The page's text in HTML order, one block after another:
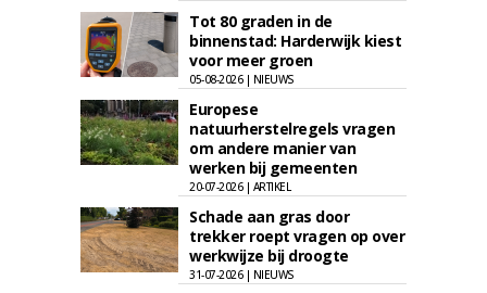
Tot 80 graden in de
binnenstad: Harderwijk kiest
voor meer groen
05-08-2026 | NIEUWS
Europese
natuurherstelregels vragen
om andere manier van
werken bij gemeenten
20-07-2026 | ARTIKEL
Schade aan gras door
trekker roept vragen op over
werkwijze bij droogte
31-07-2026 | NIEUWS